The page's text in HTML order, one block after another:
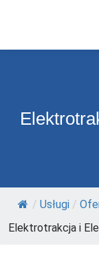
/ Usługi /
Elektrotrakcja i